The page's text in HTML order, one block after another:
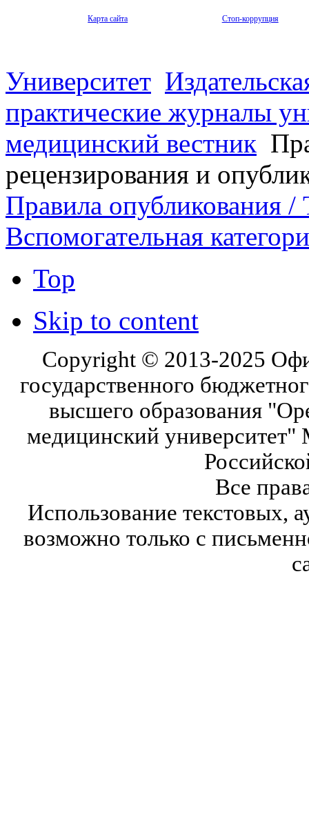
Карта сайта Стоп-коррупция
Университет
практические журналы
медицинский вестник
рецензирования и
Правила опубликования
Вспомогательная
Top
Skip to content
Copyright © 2013-2025
государственного
высшего образования
медицинский университет"
Все
Использование текстовых,
возможно только с